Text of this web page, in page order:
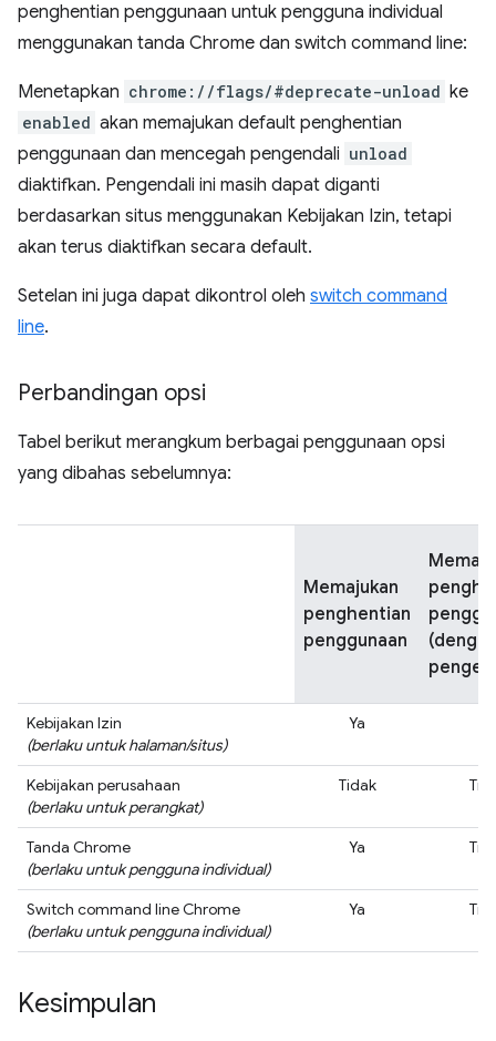
penghentian penggunaan untuk pengguna individual
menggunakan tanda Chrome dan switch command line:
Menetapkan chrome://flags/#deprecate-unload ke
enabled akan memajukan default penghentian
penggunaan dan mencegah pengendali unload
diaktifkan. Pengendali ini masih dapat diganti
berdasarkan situs menggunakan Kebijakan Izin, tetapi
akan terus diaktifkan secara default.
Setelan ini juga dapat dikontrol oleh switch command
line.
Perbandingan opsi
Tabel berikut merangkum berbagai penggunaan opsi
yang dibahas sebelumnya:
Memajukan
penghentian
penggunaan
(dengan
Kebijakan Izin
(berlaku untuk halaman/situs)
Ya
Kebijakan perusahaan
(berlaku untuk perangkat)
Tidak
Tanda Chrome
(berlaku untuk pengguna individual)
Ya
Switch command line Chrome
(berlaku untuk pengguna individual)
Ya
Kesimpulan